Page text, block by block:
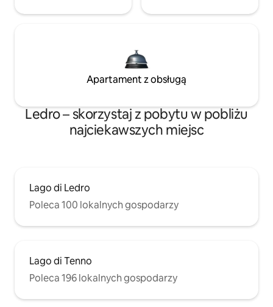
Apartament z obsługą
Ledro – skorzystaj z pobytu w pobliżu
najciekawszych miejsc
Lago di Ledro
Poleca 100 lokalnych gospodarzy
Lago di Tenno
Poleca 196 lokalnych gospodarzy